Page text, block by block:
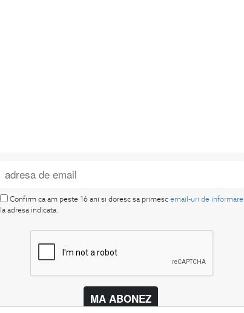
Confirm ca am peste 16 ani si doresc sa primescemail-uri de informare
la adresa indicata.
MA ABONEZ